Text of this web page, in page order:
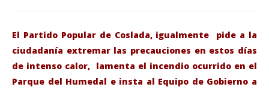
El Partido Popular de Coslada, igualmente pide a la
ciudadanía extremar las precauciones en estos días
de intenso calor, lamenta el incendio ocurrido en el
Parque del Humedal e insta al Equipo de Gobierno a